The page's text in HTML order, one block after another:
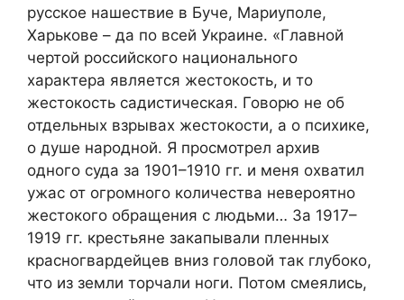
русское нашествие в Буче, Мариуполе,
Харькове – да по всей Украине. «Главной
чертой российского национального
характера является жестокость, и то
жестокость садистическая. Говорю не об
отдельных взрывах жестокости, а о психике,
о душе народной. Я просмотрел архив
одного суда за 1901–1910 гг. и меня охватил
ужас от огромного количества невероятно
жестокого обращения с людьми… За 1917–
1919 гг. крестьяне закапывали пленных
красногвардейцев вниз головой так глубоко,
что из земли торчали ноги. Потом смеялись,